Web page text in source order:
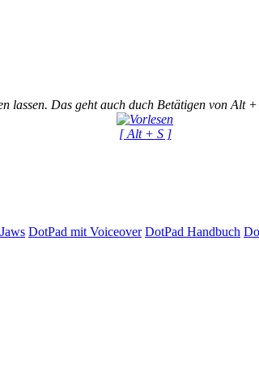
lassen. Das geht auch duch Betätigen von Alt +
[ Alt + S ]
DotPad mit Voiceover DotPad Handbuch